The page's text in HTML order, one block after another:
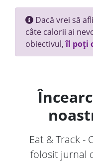
Dacă vrei să
câte calorii ai
obiectivul,îl poți
Eat & Track -
folosit jurnal